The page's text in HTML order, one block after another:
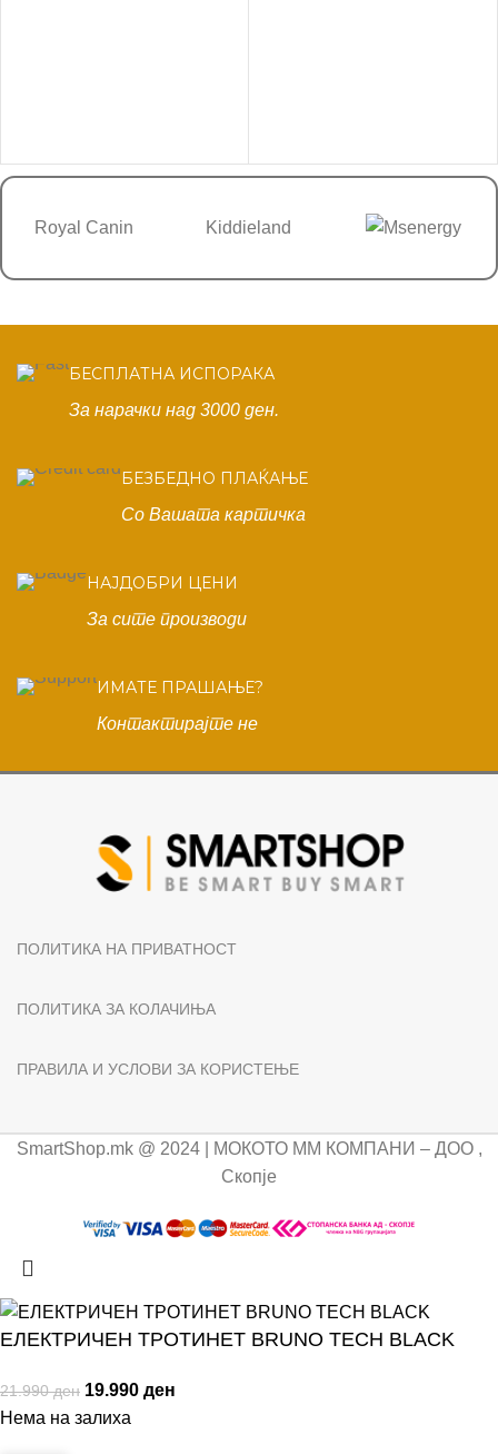
Royal Canin Kiddieland
БЕСПЛАТНА ИСПОРАКА
За нарачки над 3000 ден.
БЕЗБЕДНО ПЛАЌАЊЕ
Со Вашата картичка
НАЈДОБРИ ЦЕНИ
За сите производи
ИМАТЕ ПРАШАЊЕ?
Контактирајте не
ПОЛИТИКА НА ПРИВАТНОСТ
ПОЛИТИКА ЗА КОЛАЧИЊА
ПРАВИЛА И УСЛОВИ ЗА КОРИСТЕЊЕ
SmartShop.mk @ 2024 | МОКОТО ММ КОМПАНИ – ДОО ,
Скопје
ЕЛЕКТРИЧЕН ТРОТИНЕТ BRUNO TECH BLACK
21.990ден 19.990 ден
Нема на залиха